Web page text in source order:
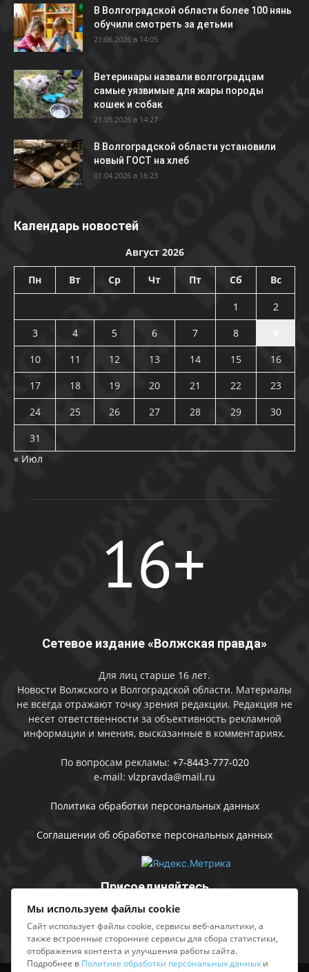
В Волгоградской области более 100 нянь
обучили смотреть за детьми
21.06.2026 в 14:05
Ветеринары назвали волгоградцам
самые уязвимые для жары породы
кошек и собак
21.05.2026 в 14:27
В Волгоградской области установили
новый ГОСТ на хлеб
01.04.2026 в 16:23
Календарь новостей
Август 2026
Пн Вт Ср Чт Пт Сб Вс
1
2
3
4 5 6 7 8
10
11 12 13 14 15
16
17
18 19 20 21 22
23
24
25 26 27 28 29
30
31
« Июл
Сетевое издание «Волжская правда»
Для лиц старше 16 лет.
Новости Волжского и Волгоградской области. Материалы
не всегда отражают точку зрения редакции. Редакция не
несет ответственности за объективность рекламной
информации и мнения, высказанные в комментариях.
По вопросам рекламы: +7-8443-777-020
e-mail: vlzpravda@mail.ru
Политика обработки персональных данных
Соглашении об обработке персональных данных
Присоединяйтесь
Мы используем файлы cookie
Сайт использует файлы cookie, сервисы веб-аналитики, а
также встроенные сторонние сервисы для сбора статистики,
отображения контента и улучшения работы сайта.
Подробнее в Политике обработки персональных данных и